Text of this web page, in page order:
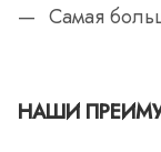
Самая
НАШИ